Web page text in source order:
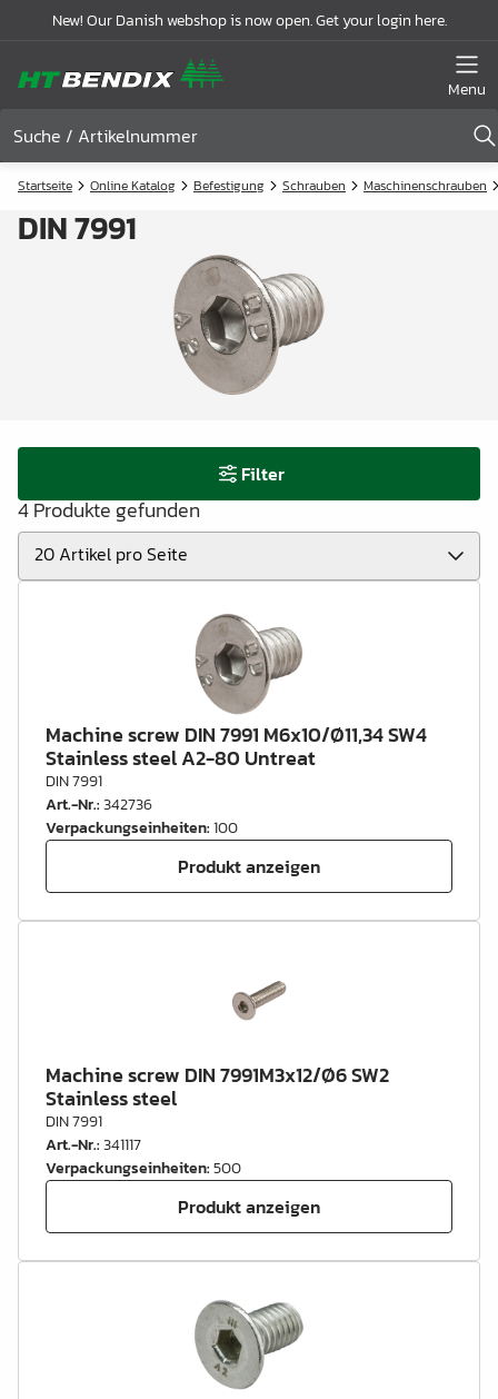
New! Our Danish webshop is now open. Get your login here.
Menu
Startseite Online Katalog Befestigung Schrauben Maschinenschrauben
DIN 7991
Filter
4 Produkte gefunden
Machine screw DIN 7991 M6x10/Ø11,34 SW4
Stainless steel A2-80 Untreat
DIN 7991
Art.-Nr.:342736
Verpackungseinheiten:100
Produkt anzeigen
Machine screw DIN 7991M3x12/Ø6 SW2
Stainless steel
DIN 7991
Art.-Nr.:341117
Verpackungseinheiten:500
Produkt anzeigen